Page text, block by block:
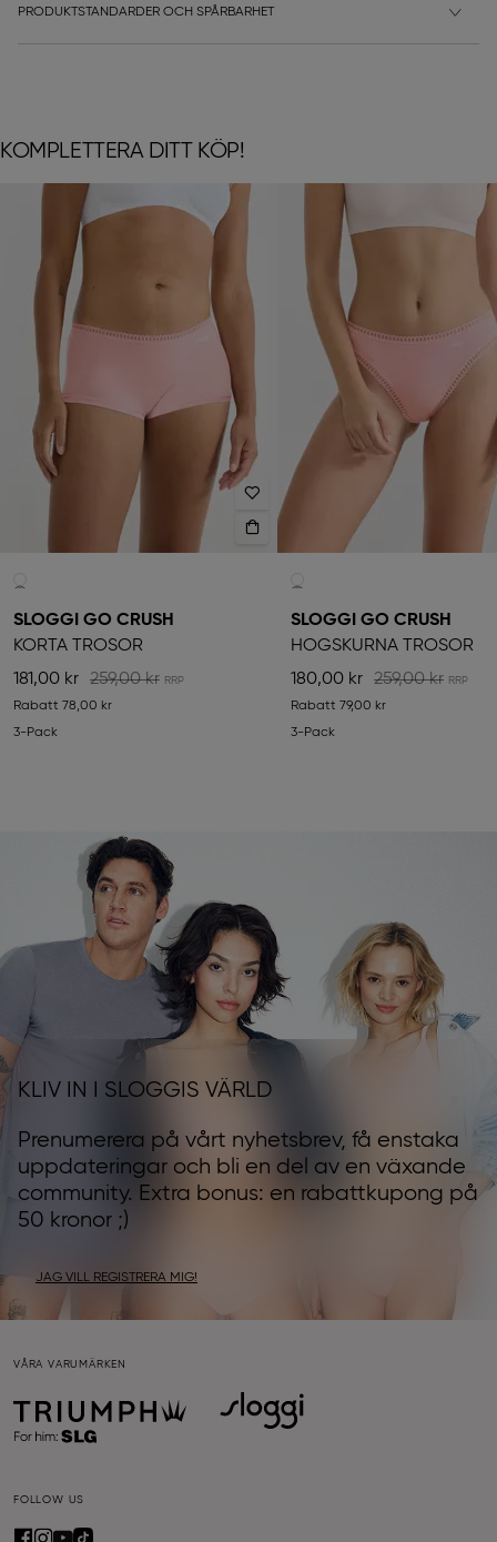
PRODUKTSTANDARDER OCH SPÅRBARHET
KOMPLETTERA DITT KÖP!
SLOGGI GO CRUSH
KORTA TROSOR
181,00 kr
259,00 kr
Rabatt 78,00 kr
3-Pack
SLOGGI GO CRUSH
HÖGSKURNA TROSOR
180,00 kr
259,00 kr
Rabatt 79,00 kr
3-Pack
KLIV IN I SLOGGIS VÄRLD
Prenumerera på vårt nyhetsbrev, få enstaka
uppdateringar och bli en del av en växande
community. Extra bonus: en rabattkupong på
50 kronor ;)
JAG VILL REGISTRERA MIG!
VÅRA VARUMÄRKEN
FOLLOW US